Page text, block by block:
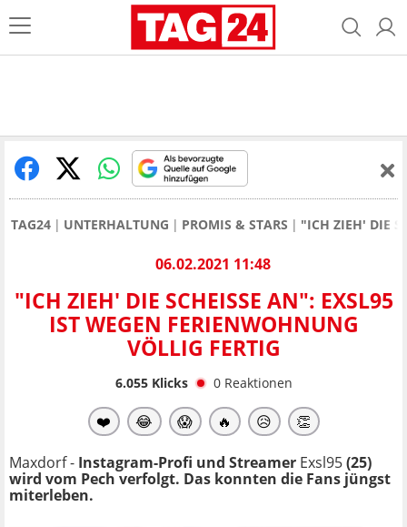
TAG24 UNTERHALTUNG PROMIS & STARS "ICH ZIEH' DIE
06.02.2021 11:48
"ICH ZIEH' DIE SCHEISSE AN": EXSL95 I
ST WEGEN FERIENWOHNUNG V
ÖLLIG FERTIG
6.055Klicks 0 Reaktionen
❤️ 😂 😱 🔥 😥 👏
Maxdorf - Instagram-Profi und Streamer Exsl95(25)
wird vom Pech verfolgt. Das konnten die Fans jüngst
miterleben.